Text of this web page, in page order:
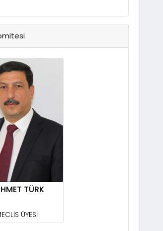
TÜRK
ÜYESİ